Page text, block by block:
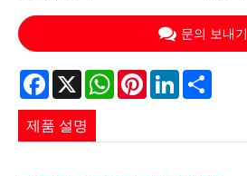
문의 보내기
Facebook
X WhatsApp
PinterestLinkedIn
제품 설명